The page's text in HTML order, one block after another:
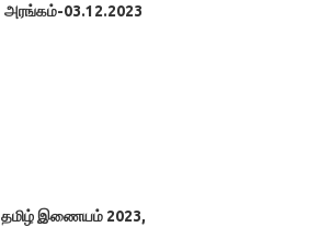
அரங்கம்-03.12.2023
தமிழ் இணையம் 2023,